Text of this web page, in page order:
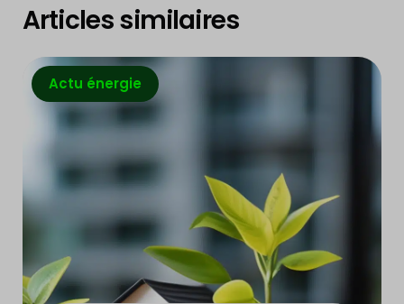
Articles similaires
Actu énergie